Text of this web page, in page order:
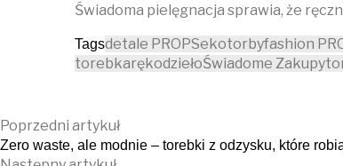
Świadoma pielęgnacja sprawia, że
Tagsdetale PROPSekotorbyfashion
torebkarękodziełoŚwiadome Zakupy
Poprzedni artykuł
Zero waste, ale modnie – torebki z odzysku, które